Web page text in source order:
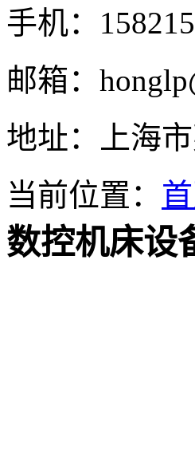
手机：
邮箱：
地址：
上海
当前位置：
数控机床设